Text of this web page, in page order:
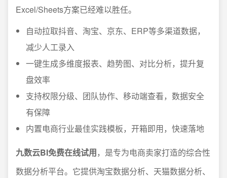
Excel/Sheets方案已经难以胜任。
自动拉取抖音、淘宝、京东、ERP等多渠道数据，
减少人工录入
一键生成多维度报表、趋势图、对比分析，提升复
盘效率
支持权限分级、团队协作、移动端查看，数据安全
有保障
内置电商行业最佳实践模板，开箱即用，快速落地
九数云BI免费在线试用，是专为电商卖家打造的综合性
数据分析平台。它提供淘宝数据分析、天猫数据分析、